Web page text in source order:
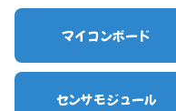
マイコンボード
センサモジュール